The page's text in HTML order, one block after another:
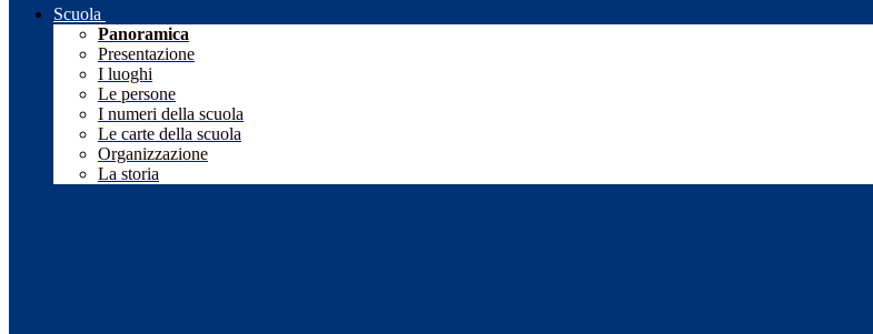
Scuola
Panoramica
Presentazione
I luoghi
Le persone
I numeri della scuola
Le carte della scuola
Organizzazione
La storia